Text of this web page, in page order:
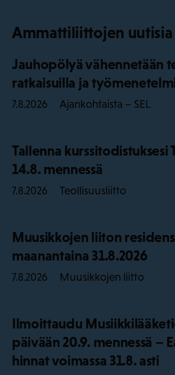
Ammattiliittojen uutisia
Jauhopölyä vähennetään
ratkaisuilla ja
7.8.2026 Ajankohtaista – SEL
Tallenna kurssitodistuksesi
14.8. mennessä
7.8.2026 Teollisuusliitto
Muusikkojen liiton
maanantaina 31.8.2026
7.8.2026 Muusikkojen liitto
Ilmoittaudu
päivään 20.9. mennessä –
hinnat voimassa 31.8. asti